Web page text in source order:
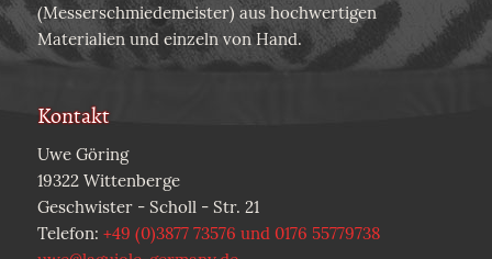
(Messerschmiedemeister) aus hochwertigen
Materialien und einzeln von Hand.
Kontakt
Uwe Göring
19322 Wittenberge
Geschwister - Scholl - Str. 21
Telefon: +49 (0)3877 73576 und 0176 55779738